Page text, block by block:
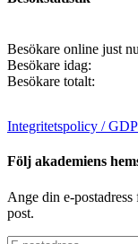
Besökare online just
Besökare idag:
Besökare totalt:
Integritetspolicy /
Följ akademiens
Ange din e-
post.